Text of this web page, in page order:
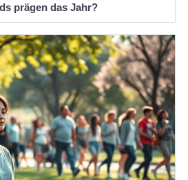
prägen das Jahr?